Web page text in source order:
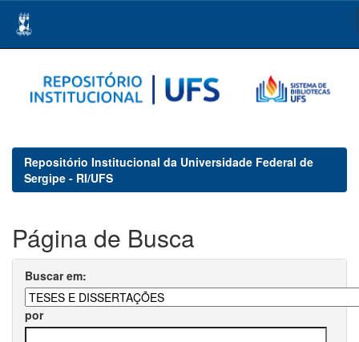
navigation
Repositório Institucional da Universidade Federal de
Sergipe - RI/UFS
Página de Busca
Buscar em:
por